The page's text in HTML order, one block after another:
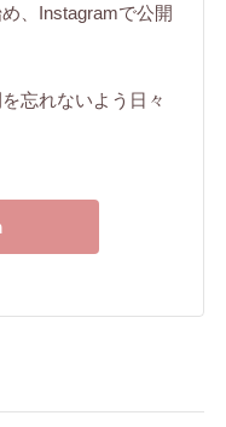
、Instagramで公開
忘れないよう日々